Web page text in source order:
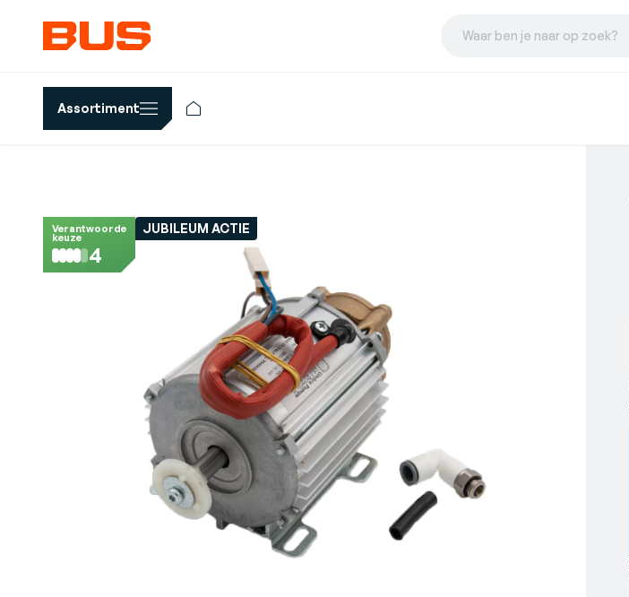
Waar ben je naar op zoek?
Assortiment
Verantwoorde
keuze
4
JUBILEUM ACTIE